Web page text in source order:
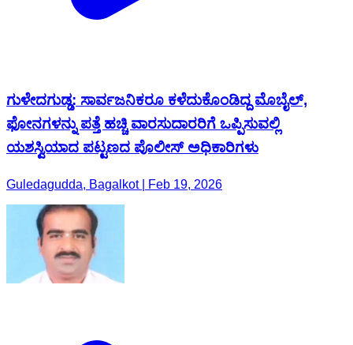
ಗುಳೇದಗುಡ್ಡ: ಸಾರ್ವಜನಿಕರೂ ಕಳೆದುಕೊಂಡಿದ್ದ ಮೊಬೈಲ್,
ಫೋನಗಳನ್ನು ಪತ್ತೆ ಹಚ್ಚಿ ವಾರಸುದಾರರಿಗೆ ಒಪ್ಪಿಸುವಲ್ಲಿ
ಯಶಸ್ವಿಯಾದ ಪಟ್ಟಣದ ಪೊಲೀಸ್ ಅಧಿಕಾರಿಗಳು
Guledagudda, Bagalkot | Feb 19, 2026